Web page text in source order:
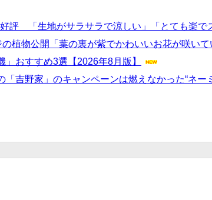
評 「生地がサラサラで涼しい」「とても楽
植物公開「葉の裏が紫でかわいいお花が咲いて
おすすめ3選【2026年8月版】
吉野家」のキャンペーンは燃えなかった“ネー